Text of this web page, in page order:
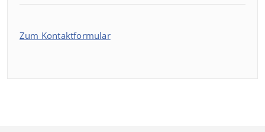
Zum Kontaktformular